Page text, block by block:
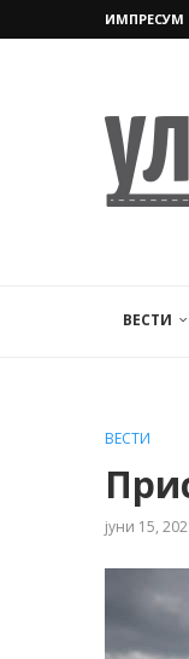
ИМПРЕСУМ
ВЕСТИ
ВЕСТИ
јуни 15,